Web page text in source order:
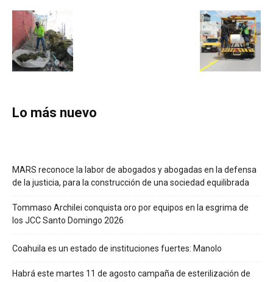
Lo más nuevo
MARS reconoce la labor de abogados y abogadas en la defensa
de la justicia, para la construcción de una sociedad equilibrada
Tommaso Archilei conquista oro por equipos en la esgrima de
los JCC Santo Domingo 2026
Coahuila es un estado de instituciones fuertes: Manolo
Habrá este martes 11 de agosto campaña de esterilización de